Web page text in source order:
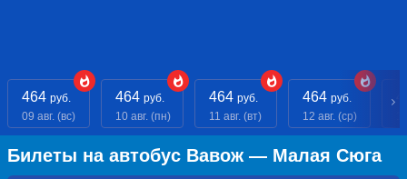
464 руб.
09 авг. (вс)
464 руб.
10 авг. (пн)
464 руб.
11 авг. (вт)
464 руб.
12 авг. (ср)
Билеты на автобус Вавож — Малая Сюга